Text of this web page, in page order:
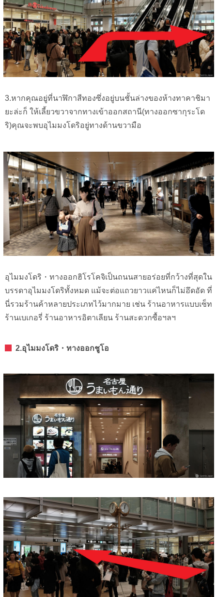
3.หากคุณอยู่ที่นาฬิกาสีทองซึ่งอยู่บนชั้นล่างของห้างทาคาชิมา
ยะล่ะก็ ให้เลี้ยวขวาจากทางเข้าออกสถานี(ทางออกซากุระโด
ริ)คุณจะพบอุไมมงโดริอยู่ทางด้านขวามือ
อุไมมงโดริ・ทางออกฮิโรโคจิเป็นถนนสายอร่อยที่กว้างที่สุดใน
บรรดาอุไมมงโดริทั้งหมด แม้จะต่อแถวยาวแค่ไหนก็ไม่อึดอัด ที่
นี่รวมร้านค้าหลายประเภทไว้มากมาย เช่น ร้านอาหารแบบเซ็ท
ร้านเบเกอรี่ ร้านอาหารอิตาเลียน ร้านสะดวกซื้อฯลฯ
2.อุไมมงโดริ・ทางออกชูโอ